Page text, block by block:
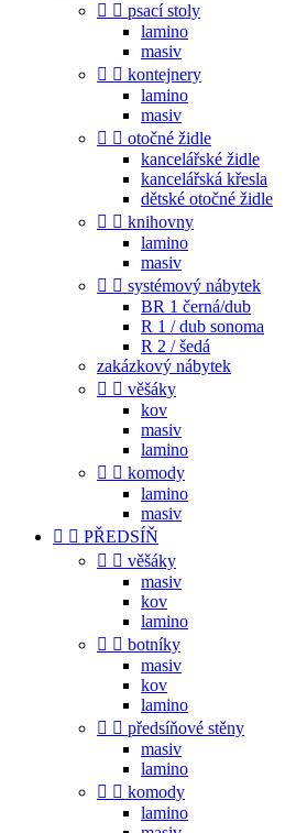
  psací stoly
lamino
masiv
  kontejnery
lamino
masiv
  otočné židle
kancelářské židle
kancelářská křesla
dětské otočné židle
  knihovny
lamino
masiv
  systémový nábytek
BR 1 černá/dub
R 1 / dub sonoma
R 2 / šedá
zakázkový nábytek
  věšáky
kov
masiv
lamino
  komody
lamino
masiv
  PŘEDSÍŇ
  věšáky
masiv
kov
lamino
  botníky
masiv
kov
lamino
  předsíňové stěny
masiv
lamino
  komody
lamino